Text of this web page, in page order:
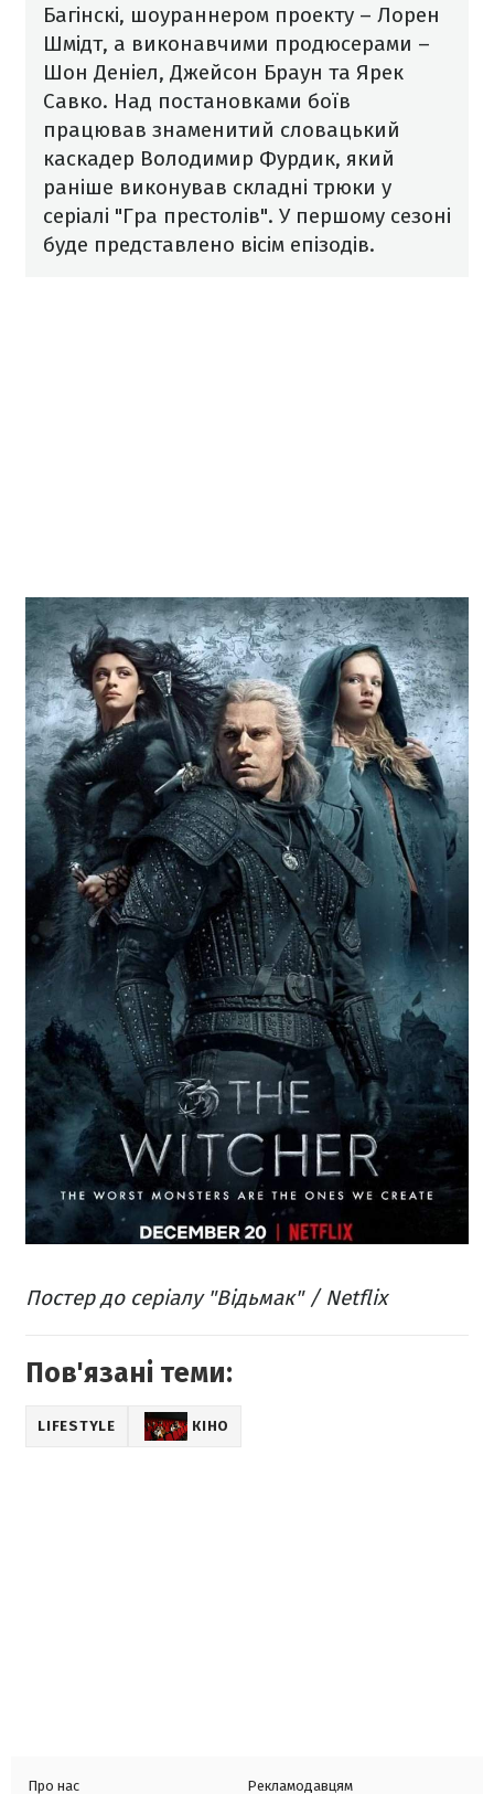
Багінскі, шоураннером проекту – Лорен
Шмідт, а виконавчими продюсерами –
Шон Деніел, Джейсон Браун та Ярек
Савко. Над постановками боїв
працював знаменитий словацький
каскадер Володимир Фурдик, який
раніше виконував складні трюки у
серіалі "Гра престолів". У першому сезоні
буде представлено вісім епізодів.
Постер до серіалу "Відьмак" / Netflix
Пов'язані теми:
LIFESTYLE КІНО
Про нас
Рекламодавцям